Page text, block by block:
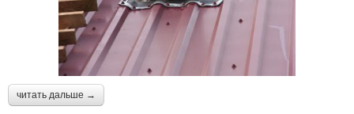
читать дальше →